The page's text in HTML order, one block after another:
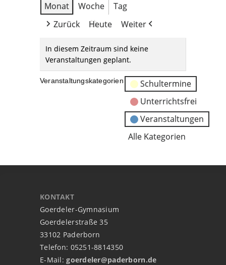
Monat
Woche
Tag
Zurück
Heute Weiter
In diesem Zeitraum sind keine
Veranstaltungen geplant.
Veranstaltungskategorien
Schultermine
Unterrichtsfrei
Veranstaltungen
Alle Kategorien
KONTAKT
Goerdeler-Gymnasium
Goerdelerstraße 35
33102 Paderborn
Telefon: 05251-8814350
E-Mail:goerdeler@paderborn.de